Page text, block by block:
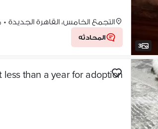
3
التجمع الخامس، القاهرة الجديدة •
المحادثه
than a year for adoption